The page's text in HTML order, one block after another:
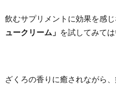
飲むサプリメントに効果を感
ュークリーム」 を試してみて
ざくろの香りに癒されながら